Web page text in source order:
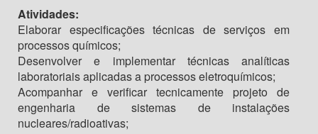
Atividades:
Elaborar especificações técnicas de serviços em
processos químicos;
Desenvolver e implementar técnicas analíticas
laboratoriais aplicadas a processos eletroquímicos;
Acompanhar e verificar tecnicamente projeto de
engenharia de sistemas de instalações
nucleares/radioativas;